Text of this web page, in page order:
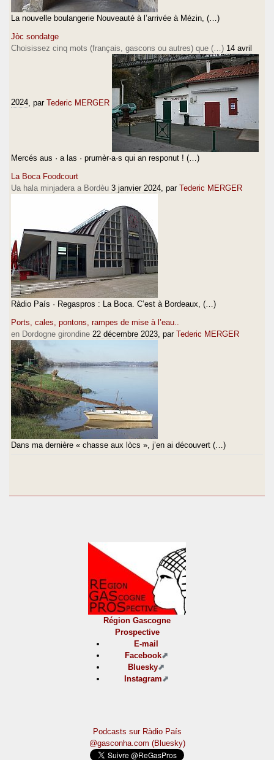
La nouvelle boulangerie Nouveauté à l’arrivée à Mézin, (…)
Jòc sondatge
Choisissez cinq mots (français, gascons ou autres) que (…) 14 avril
2024 , par Tederic MERGER
Mercés aus · a las · prumèr·a·s qui an responut ! (…)
La Boca Foodcourt
Ua hala minjadera a Bordèu 3 janvier 2024 , par Tederic MERGER
Ràdio País · Regaspros : La Boca. C’est à Bordeaux, (…)
Ports, cales, pontons, rampes de mise à l’eau..
en Dordogne girondine 22 décembre 2023 , par Tederic MERGER
Dans ma dernière « chasse aux lòcs », j’en ai découvert (…)
Région Gascogne
Prospective
E-mail
Facebook
Bluesky
Instagram
Podcasts sur Ràdio País
@gasconha.com (Bluesky)